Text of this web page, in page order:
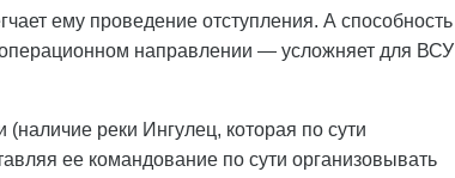
ему проведение отступления. А способность
направлении — усложняет для ВСУ
реки Ингулец, которая по сути
ее командование по сути организовывать